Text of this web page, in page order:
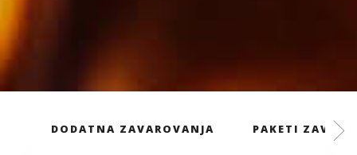
DODATNA ZAVAROVANJA PAKETI